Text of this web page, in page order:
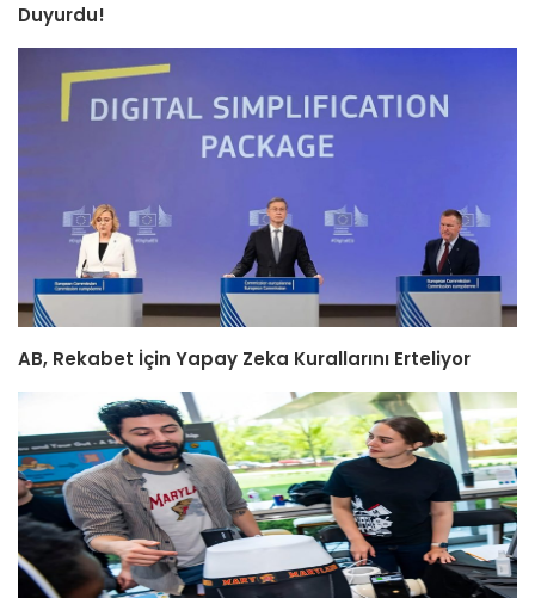
Duyurdu!
AB, Rekabet İçin Yapay Zeka Kurallarını Erteliyor